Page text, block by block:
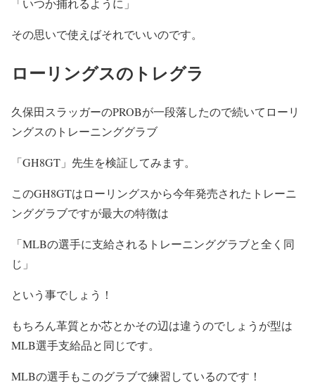
「いつか捕れるように」
その思いで使えばそれでいいのです。
ローリングスのトレグラ
久保田スラッガーのPROBが一段落したので続いてローリ
ングスのトレーニンググラブ
「GH8GT」先生を検証してみます。
このGH8GTはローリングスから今年発売されたトレーニ
ンググラブですが最大の特徴は
「MLBの選手に支給されるトレーニンググラブと全く同
じ」
という事でしょう！
もちろん革質とか芯とかその辺は違うのでしょうが型は
MLB選手支給品と同じです。
MLBの選手もこのグラブで練習しているのです！